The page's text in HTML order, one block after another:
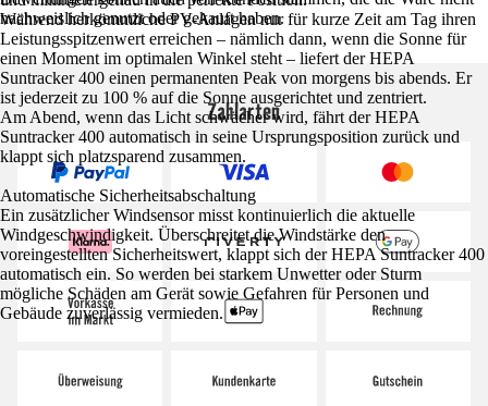
Während herkömmliche PV-Anlagen nur für kurze Zeit am Tag ihren
Leistungsspitzenwert erreichen – nämlich dann, wenn die Sonne für
einen Moment im optimalen Winkel steht – liefert der HEPA
Suntracker 400 einen permanenten Peak von morgens bis abends. Er
ist jederzeit zu 100 % auf die Sonne ausgerichtet und zentriert.
Am Abend, wenn das Licht schwächer wird, fährt der HEPA
Suntracker 400 automatisch in seine Ursprungsposition zurück und
klappt sich platzsparend zusammen.
Automatische Sicherheitsabschaltung
Ein zusätzlicher Windsensor misst kontinuierlich die aktuelle
Windgeschwindigkeit. Überschreitet die Windstärke den
voreingestellten Sicherheitswert, klappt sich der HEPA Suntracker 400
automatisch ein. So werden bei starkem Unwetter oder Sturm
mögliche Schäden am Gerät sowie Gefahren für Personen und
Gebäude zuverlässig vermieden.
nachweislich genutzt oder gekauft haben.
Zahlarten